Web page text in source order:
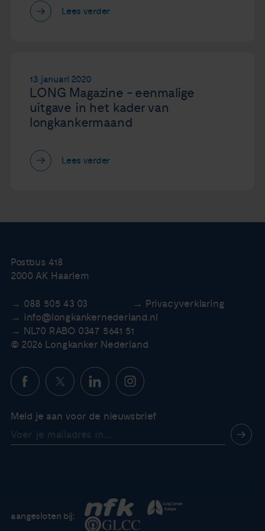
Lees verder
13 januari 2020
LONG Magazine - eenmalige
uitgave in het kader van
longkankermaand
Lees verder
Postbus 418
2000 AK Haarlem
088 505 43 03
Privacyverklaring
info@longkankernederland.nl
NL70 RABO 0347 5641 51
© 2026 Longkanker Nederland
Meld je aan voor de nieuwsbrief
aangesloten bij: